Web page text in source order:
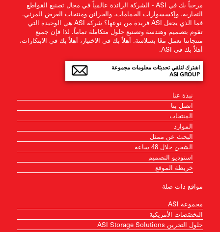
مرحباً بك في ASI - الشركة الرائدة عالمياً في مجال تصنيع القواطع
التجارية، وإكسسوارات الحمامات، والخزائن ومنتجات العرض المرئي.
فما الذي يجعل ASI فريدة من نوعها؟ شركة ASI هي الوحيدة التي
تقوم بتصميم وهندسة وتصنيع حلول متكاملة تماماً. لذا فإن جميع
منتجاتنا تعمل معًا بسلاسة. أهلاً بك في الاختيار، أهلاً بك في الابتكارات،
أهلاً بك في ASI.
اشترك لتلقي تحديثات معلومات مجموعة
ASI GROUP
نبذة عنا
اتصل بنا
المنتجات
الموارد
البحث عن ممثل
الشحن خلال 48 ساعة
استوديو التصميم
خريطة الموقع
مواقع ذات صلة
مجموعة ASI
التخصّصات الأمريكية
حلول التخزين ASI Storage Solutions